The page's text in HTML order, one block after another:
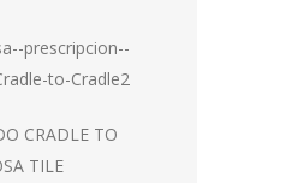
CRADLE TO
TILE